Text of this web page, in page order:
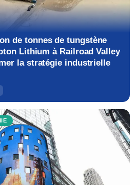
de tonnes de tungstène
Lithium à Railroad Valley
la stratégie industrielle